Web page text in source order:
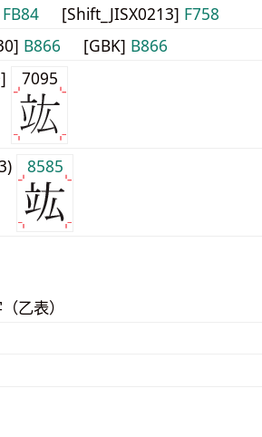
FB84 [Shift_JISX0213] F758
B866 [GBK] B866
7095
8585
乙表）